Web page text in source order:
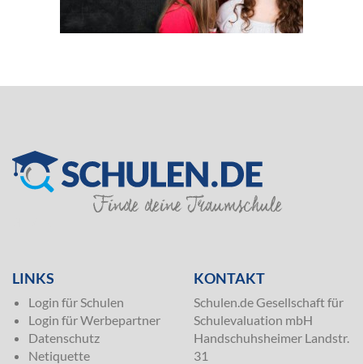
LINKS
Login für Schulen
Login für Werbepartner
Datenschutz
Netiquette
KONTAKT
Schulen.de Gesellschaft für
Schulevaluation mbH
Handschuhsheimer Landstr.
31